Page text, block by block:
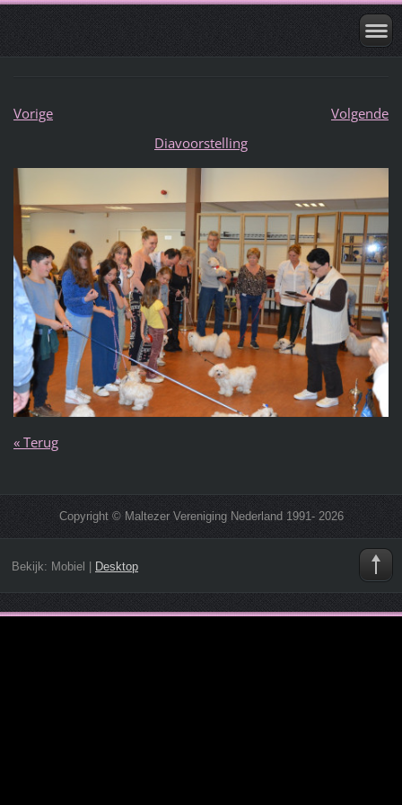
Vorige
Volgende
Diavoorstelling
« Terug
Copyright © Maltezer Vereniging Nederland 1991- 2026
Bekijk: Mobiel Desktop